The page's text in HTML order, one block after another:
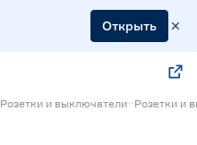
Открыть
Розетки и выключатели Розетки и